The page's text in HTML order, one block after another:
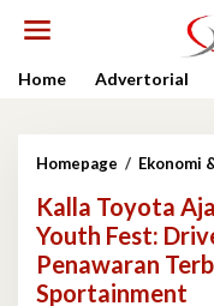
Home
Advertorial
Homepage / Ekonomi
Kalla Toyota
Youth Fest:
Penawaran
Sportainment